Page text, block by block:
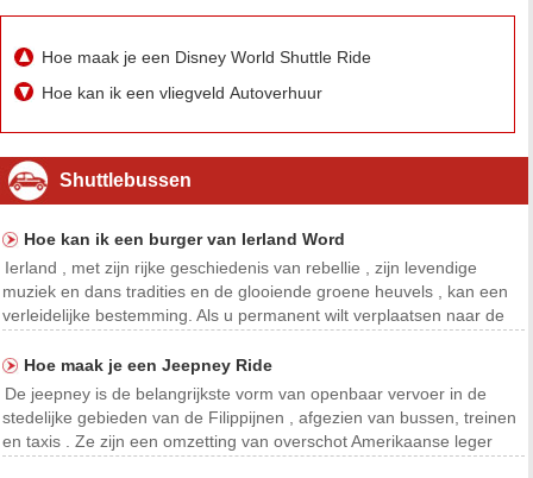
Hoe maak je een Disney World Shuttle Ride
Hoe kan ik een vliegveld Autoverhuur
Shuttlebussen
Hoe kan ik een burger van Ierland Word
Ierland , met zijn rijke geschiedenis van rebellie , zijn levendige
muziek en dans tradities en de glooiende groene heuvels , kan een
verleidelijke bestemming. Als u permanent wilt verplaatsen naar de
specifieke omstandigheden en famili
Hoe maak je een Jeepney Ride
De jeepney is de belangrijkste vorm van openbaar vervoer in de
stedelijke gebieden van de Filippijnen , afgezien van bussen, treinen
en taxis . Ze zijn een omzetting van overschot Amerikaanse leger